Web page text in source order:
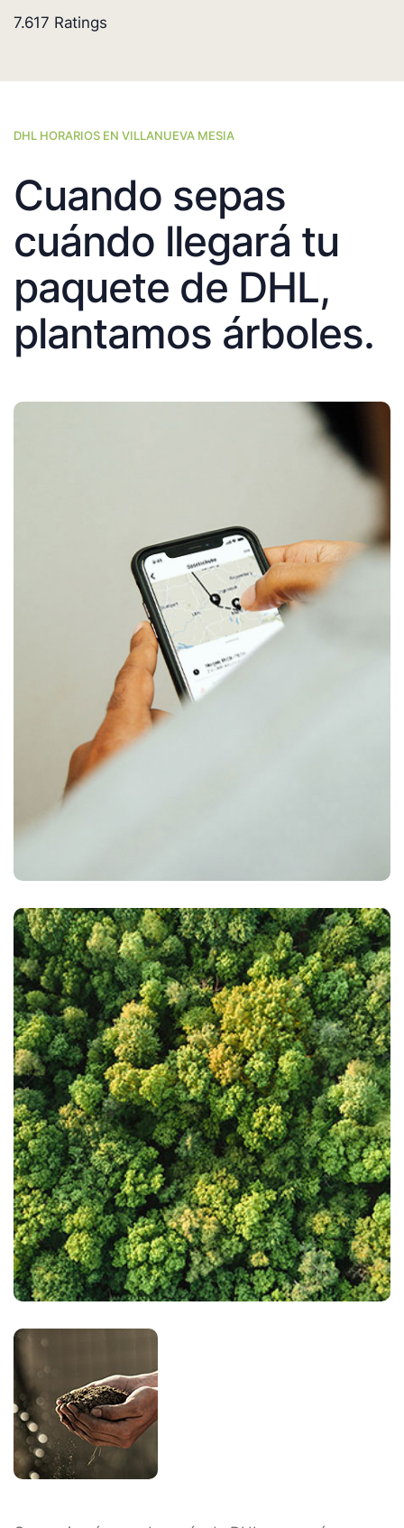
7.617 Ratings
DHL HORARIOS EN VILLANUEVA MESIA
Cuando sepas
cuándo llegará tu
paquete de DHL,
plantamos árboles.